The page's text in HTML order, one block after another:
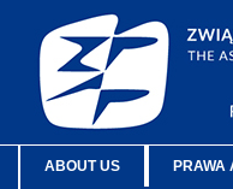
ABOUT US PRAWA